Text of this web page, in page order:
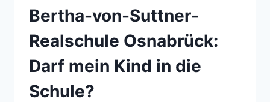
AUF
HOMEPAGE
ELTERNINFOS
Bertha-von-Suttner-
Realschule Osnabrück:
Darf mein Kind in die
Schule?